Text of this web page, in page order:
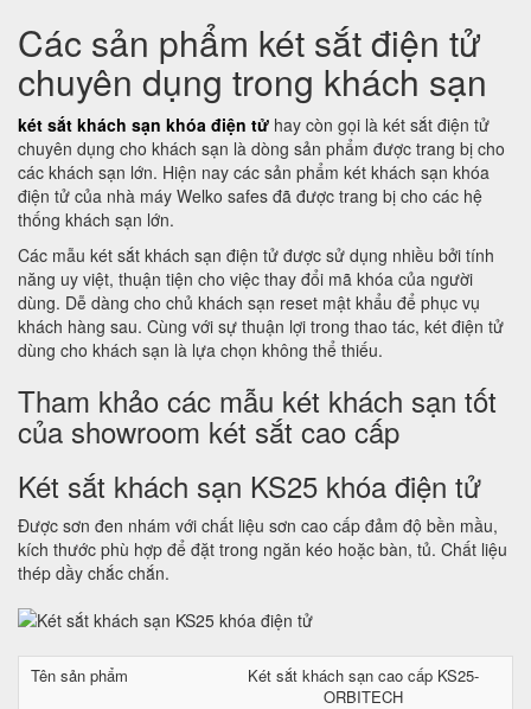
Các sản phẩm két sắt điện tử
chuyên dụng trong khách sạn
két sắt khách sạn khóa điện tử hay còn gọi là két sắt điện tử
chuyên dụng cho khách sạn là dòng sản phẩm được trang bị cho
các khách sạn lớn. Hiện nay các sản phẩm két khách sạn khóa
điện tử của nhà máy Welko safes đã được trang bị cho các hệ
thống khách sạn lớn.
Các mẫu két sắt khách sạn điện tử được sử dụng nhiều bởi tính
năng uy việt, thuận tiện cho việc thay đổi mã khóa của người
dùng. Dễ dàng cho chủ khách sạn reset mật khẩu để phục vụ
khách hàng sau. Cùng với sự thuận lợi trong thao tác, két điện tử
dùng cho khách sạn là lựa chọn không thể thiếu.
Tham khảo các mẫu két khách sạn tốt
của showroom két sắt cao cấp
Két sắt khách sạn KS25 khóa điện tử
Được sơn đen nhám với chất liệu sơn cao cấp đảm độ bền mầu,
kích thước phù hợp để đặt trong ngăn kéo hoặc bàn, tủ. Chất liệu
thép dầy chắc chắn.
Tên sản phẩm
Két sắt khách sạn cao cấp KS25-
ORBITECH